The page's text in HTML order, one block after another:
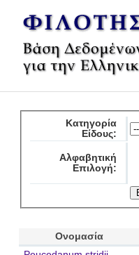
Κατηγορία
Είδους:
Αλφαβητική
Επιλογή:
Ονομασία